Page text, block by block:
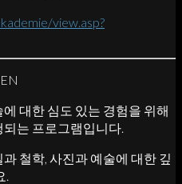
view.asp?
대한 심도 있는 경험을 위해
는 프로그램입니다.
철학, 사진과 예술에 대한 깊